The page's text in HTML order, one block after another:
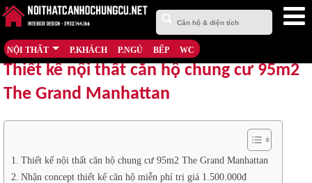
NỘI THẤT P.KHÁCH P.NGỦ BẾP WC
Thiết kế nội thất căn hộ chung cư 95m2
The Grand Manhattan
Thiết kế nội thất căn hộ chung cư 95m2 The Grand Manhattan
Nhận concept thiết kế căn hộ miễn phí trị giá 1.500.000đ